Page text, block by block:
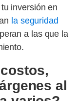
inversión en
la seguridad
a las que la
al